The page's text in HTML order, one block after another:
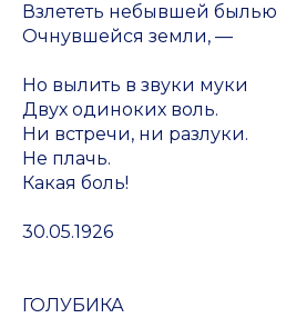
Взлететь небывшей былью
Очнувшейся земли, —
Но вылить в звуки муки
Двух одиноких воль.
Ни встречи, ни разлуки.
Не плачь.
Какая боль!
30.05.1926
ГОЛУБИКА